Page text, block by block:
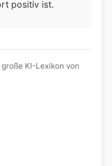
positiv ist.
große KI-Lexikon von